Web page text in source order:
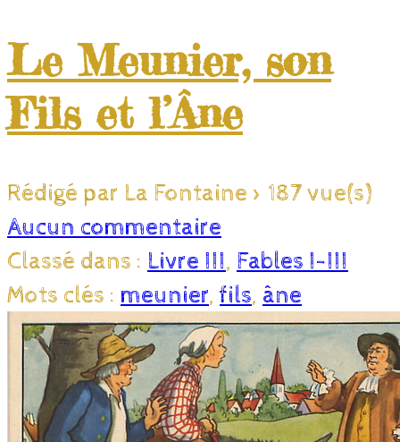
Le Meunier, son
Fils et l’Âne
Rédigé par La Fontaine > 187 vue(s)
Aucun commentaire
Classé dans : Livre III, Fables I-III
Mots clés : meunier, fils, âne